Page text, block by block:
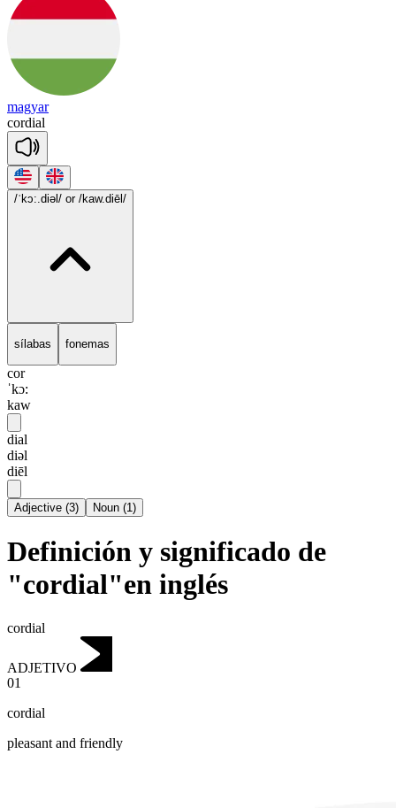
magyar
cordial
/ˈkɔ:.diəl/ or /kaw.diēl/
sílabas fonemas
cor
ˈkɔ:
kaw
dial
diəl
diēl
Adjective (3) Noun (1)
Definición y significado de
"cordial"en inglés
cordial
ADJETIVO
01
cordial
pleasant and friendly